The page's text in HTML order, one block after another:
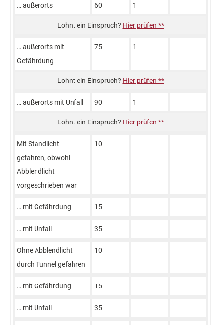
… außerorts 60 1
Hier prüfen **
… außerorts mit
Gefährdung
75 1
Hier prüfen **
… außerorts mit Unfall 90 1
Hier prüfen **
Mit Standlicht
gefahren, obwohl
Abblendlicht
vorgeschrieben war
10
… mit Gefährdung 15
… mit Unfall 35
Ohne Abblendlicht
durch Tunnel gefahren
10
… mit Gefährdung 15
… mit Unfall 35